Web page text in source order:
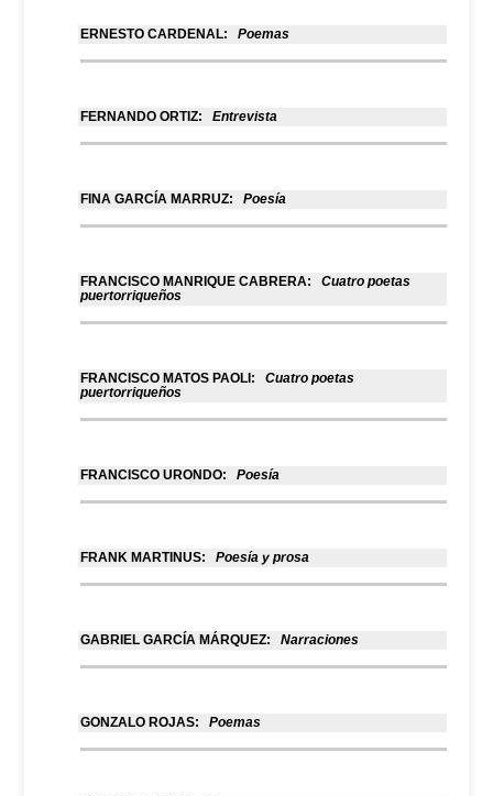
ERNESTO CARDENAL: Poemas
FERNANDO ORTIZ: Entrevista
FINA GARCÍA MARRUZ: Poesía
FRANCISCO MANRIQUE CABRERA: Cuatro poetas
puertorriqueños
FRANCISCO MATOS PAOLI: Cuatro poetas
puertorriqueños
FRANCISCO URONDO: Poesía
FRANK MARTINUS: Poesía y prosa
GABRIEL GARCÍA MÁRQUEZ: Narraciones
GONZALO ROJAS: Poemas